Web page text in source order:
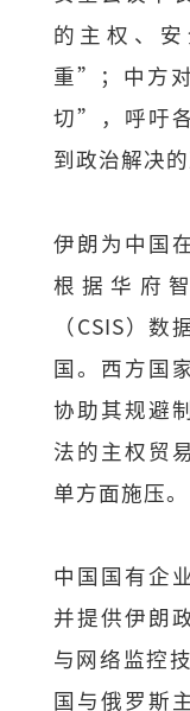
的主权、
重”；中方
切”，呼吁
到政治解决
伊朗为中国
根据华府
（CSIS）
国。西方国
协助其规避
法的主权贸
单方面施压。
中国国有企
并提供伊朗
与网络监控
国与俄罗斯